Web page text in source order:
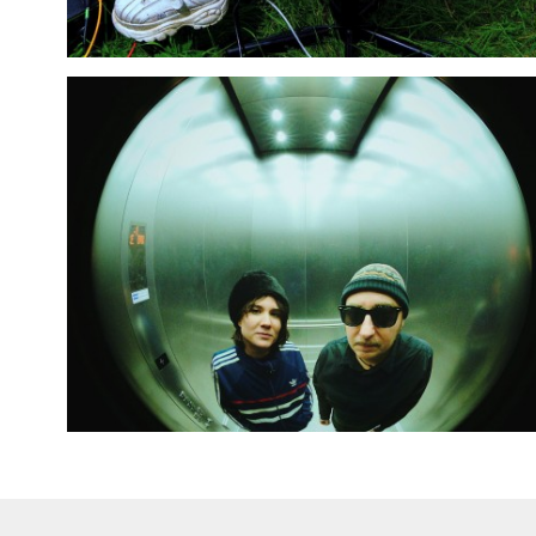
se terminent aux alentours de 22h30 pour faciliter l'usage
des transports en commun.
Pour plus de précision, l'horaire définitif (mais
théorique) des concerts est communiqué sur le site le
jour-même à 14h. Tenez-vous informés! Nous ne sommes
bien entendu pas à l'abri d'un souci technique ou de
prolongations dues à votre enthousiasme ou à celui des
artistes!
Avec la STIB:arrêt Botanique Métro (toutes les
10 minutes environ): Ligne2et6Tram &
bus: Trams92et93(toutes les six à 20 minutes),
Bus61(toutes les 10 à 20 minutes), Noctis
toutes les demi-heures seulement le vendredi et
le samedi soir)
Plus d'infos sur stib.be
Avec De Lijn:arrêt Kruidtuin Bus :
271,272,358,470,620